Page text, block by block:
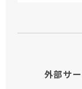
外部サ